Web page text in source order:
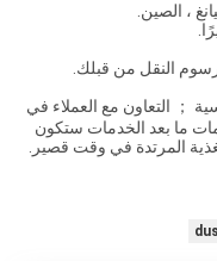
، الصين.
النقل من قبلك.
； التعاون مع العملاء في
ما بعد الخدمات ستكون
المرتدة في وقت قصير.